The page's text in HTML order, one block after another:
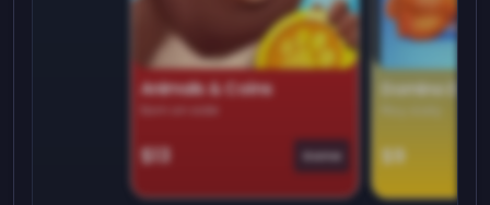
Animals & Coins
Earn on side
$13 Game
Domino
$9